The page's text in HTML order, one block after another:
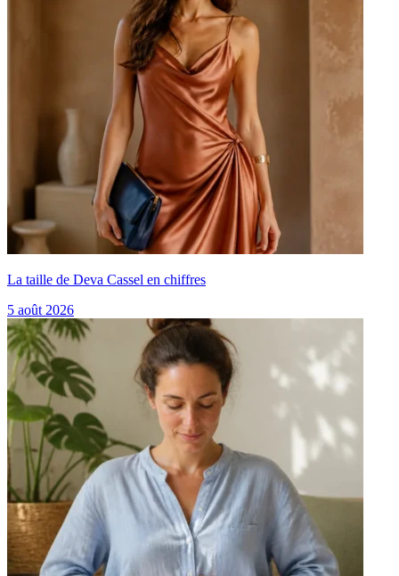
La taille de Deva Cassel en chiffres
5 août 2026